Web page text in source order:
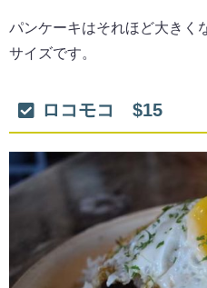
パンケーキはそれほど大きく
サイズです。
ロコモコ $15